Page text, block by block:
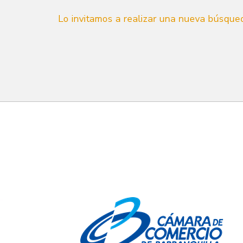
Lo invitamos a realizar una nueva